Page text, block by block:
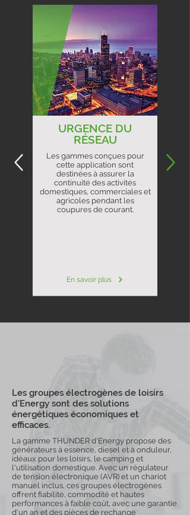
URGENCE DU
RÉSEAU
Les gammes conçues pour
cette application sont
destinées à assurer la
continuité des activités
domestiques, commerciales et
agricoles pendant les
coupures de courant.
En savoir plus
Les groupes électrogènes de loisirs
d'Energy sont des solutions
énergétiques économiques et
efficaces.
La gamme THUNDER d'Energy propose des
générateurs à essence, diesel et à onduleur,
idéaux pour les loisirs, le camping et
l'utilisation domestique. Avec un régulateur
de tension électronique (AVR) et un chariot
manuel inclus, ces groupes électrogènes
offrent fiabilité, commodité et hautes
performances à faible coût, avec une garantie
d'un an et des pièces de rechange